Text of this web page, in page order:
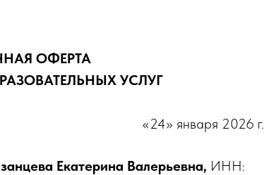
ОФЕРТА
УСЛУГ
января 2026 г.
Екатерина Валерьевна, ИНН: